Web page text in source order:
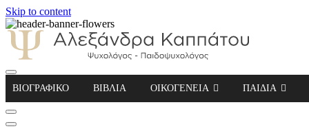
Skip to content
Αλεξάνδρα Καππάτου Ψυχολόγος –
ΒΙΟΓΡΑΦΙΚΟ ΒΙΒΛΙΑ ΟΙΚΟΓΕΝΕΙΑ ΠΑΙΔΙΑ